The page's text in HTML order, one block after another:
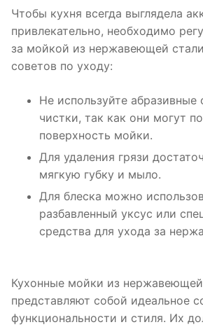
Чтобы кухня всегда выглядела
привлекательно, необходимо
за мойкой из нержавеющей
советов по уходу:
Не используйте абразивные
чистки, так как они могут
поверхность мойки.
Для удаления грязи
мягкую губку и мыло.
Для блеска можно
разбавленный уксус или
средства для ухода за
Кухонные мойки из
представляют собой идеальное
функциональности и стиля. Их